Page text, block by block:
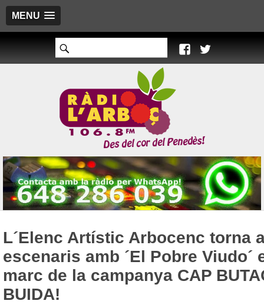
MENU
L´Elenc Artístic Arbocenc torna
escenaris amb ´El Pobre Viudo´
marc de la campanya CAP
BUIDA!